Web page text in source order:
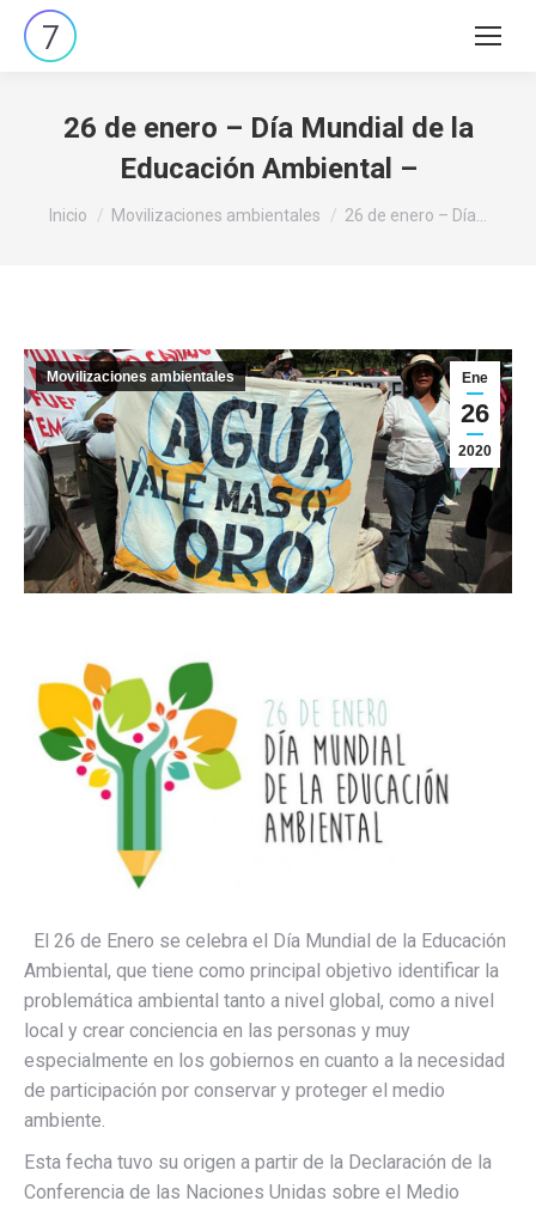
Buscar:
26 de enero – Día Mundial de la
Educación Ambiental –
Estás aquí:
Inicio Movilizaciones ambientales 26 de enero – Día…
Ene
26
2020
Movilizaciones ambientales
El 26 de Enero se celebra el Día Mundial de la Educación
Ambiental, que tiene como principal objetivo identificar la
problemática ambiental tanto a nivel global, como a nivel
local y crear conciencia en las personas y muy
especialmente en los gobiernos en cuanto a la necesidad
de participación por conservar y proteger el medio
ambiente.
Esta fecha tuvo su origen a partir de la Declaración de la
Conferencia de las Naciones Unidas sobre el Medio